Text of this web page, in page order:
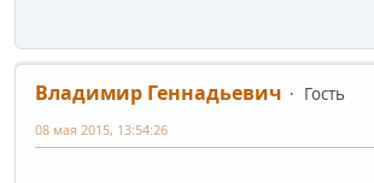
Владимир Геннадьевич
Гость
08 мая 2015, 13:54:26